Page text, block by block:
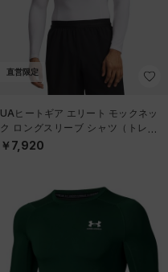
直営限定
UAヒートギア エリート モックネッ
ク ロングスリーブ シャツ（トレー
ニング/MEN）
￥7,920